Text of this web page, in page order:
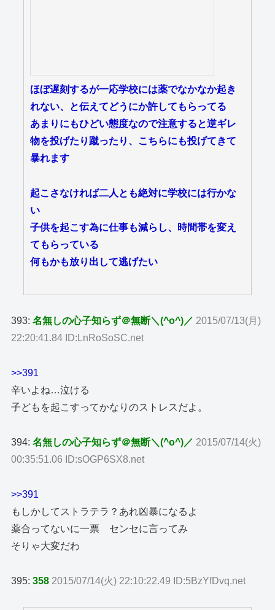
ほぼ遅刻するが一応学校には薬でなかなか起き
れない、と伝えてどうにか許してもらってる
あまりにもひどい態度なので注意すると逆ギレ
物を投げたり蹴ったり、こちらにも投げてきて
暴れます
起こさなければ二人とも絶対に学校には行かな
い
子供を起こす為に仕事も減らし、時間帯を変え
てもらっている
何もかも放り出して逃げたい
393:名無しの心子知らず＠無断＼(^o^)／ 2015/07/13(月)
22:20:41.84 ID:LnRoSoSC.net
>>391
辛いよね…泣ける
子どもを起こすってかなりのストレスだよ。
394:名無しの心子知らず＠無断＼(^o^)／ 2015/07/14(火)
00:35:51.06 ID:sOGP6SX8.net
>>391
もしかしてストラテラ？あれ凶暴になるよ
薬合ってないに一票 センセに言ってみ
そりゃ大変だわ
395:358 2015/07/14(火) 22:10:22.49 ID:5BzYfDvq.net